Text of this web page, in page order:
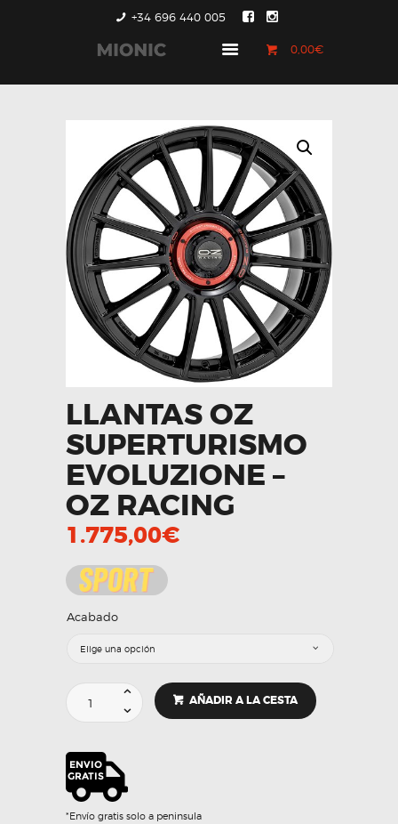
+34 696 440 005
0,00€
GENERACIÓN 1
GENERACIÓN 3
COUNTRYMAN &
PACEMAN
CONTACTO
LLANTAS OZ
SUPERTURISMO
EVOLUZIONE –
OZ RACING
1.775,00€
Acabado
Llantas
Superturismo
-
OZ
RACING
cantidad
AÑADIR A LA CESTA
*Envío gratis solo a peninsula